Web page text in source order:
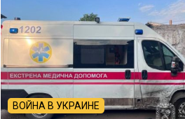
ВОЙНА В УКРАИНЕ